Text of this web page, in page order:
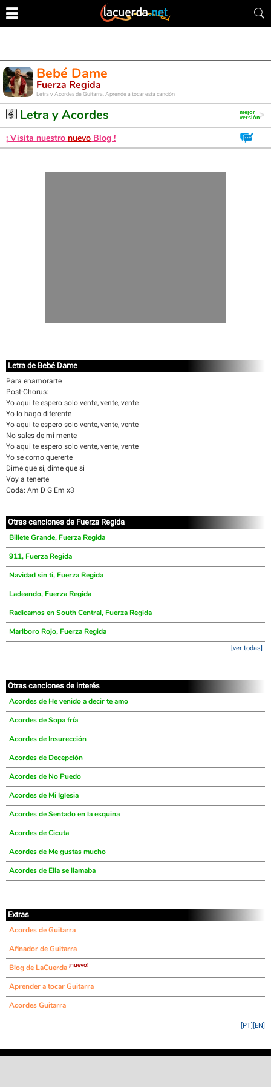
Bebé Dame
Fuerza Regida
Letra y Acordes de Guitarra. Aprende a tocar esta canción
Letra y Acordes
¡ Visita nuestro nuevo Blog !
Letra de Bebé Dame
Para enamorarte
Post-Chorus:
Yo aqui te espero solo vente, vente, vente
Yo lo hago diferente
Yo aqui te espero solo vente, vente, vente
No sales de mi mente
Yo aqui te espero solo vente, vente, vente
Yo se como quererte
Dime que si, dime que si
Voy a tenerte
Coda: Am D G Em x3
Otras canciones de Fuerza Regida
Billete Grande, Fuerza Regida
911, Fuerza Regida
Navidad sin ti, Fuerza Regida
Ladeando, Fuerza Regida
Radicamos en South Central, Fuerza Regida
Marlboro Rojo, Fuerza Regida
[ver todas]
Otras canciones de interés
Acordes de He venido a decir te amo
Acordes de Sopa fría
Acordes de Insurección
Acordes de Decepción
Acordes de No Puedo
Acordes de Mi Iglesia
Acordes de Sentado en la esquina
Acordes de Cicuta
Acordes de Me gustas mucho
Acordes de Ella se llamaba
Extras
Acordes de Guitarra
Afinador de Guitarra
Blog de LaCuerda ¡nuevo!
Aprender a tocar Guitarra
Acordes Guitarra
[EN]
[PT]